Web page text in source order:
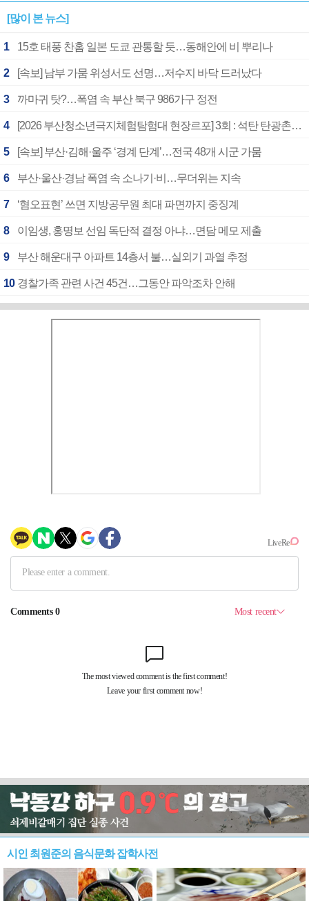
[많이 본 뉴스]
1 15호 태풍 찬홈 일본 도쿄 관통할 듯…동해안에 비 뿌리나
2 [속보] 남부 가뭄 위성서도 선명…저수지 바닥 드러났다
3 까마귀 탓?…폭염 속 부산 북구 986가구 정전
4 [2026 부산청소년극지체험탐험대 현장르포] 3회 : 석탄 탄광촌에서 북극 연구의 중심지로
5 [속보] 부산·김해·울주 ‘경계 단계’…전국 48개 시군 가뭄
6 부산·울산·경남 폭염 속 소나기·비…무더위는 지속
7 ‘혐오표현’ 쓰면 지방공무원 최대 파면까지 중징계
8 이임생, 홍명보 선임 독단적 결정 아냐…면담 메모 제출
9 부산 해운대구 아파트 14층서 불…실외기 과열 추정
10 경찰가족 관련 사건 45건…그동안 파악조차 안해
시인 최원준의 음식문화 잡학사전